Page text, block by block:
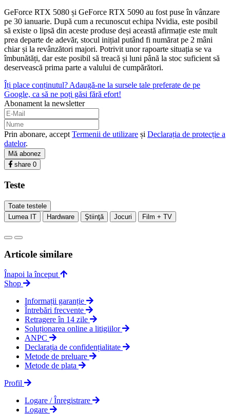
GeForce RTX 5080 și GeForce RTX 5090 au fost puse în vânzare
pe 30 ianuarie. După cum a recunoscut echipa Nvidia, este posibil
să existe o lipsă din aceste produse deși această afirmație este mult
prea departe de adevăr, stocul inițial putând fi numărat pe 2 mâni
chiar și la revânzători majori. Potrivit unor rapoarte situația se va
îmbunătăți, dar este posibil să treacă și luni până la stoc suficient să
deservească prima parte a valului de cumpărători.
Îți place conținutul? Adaugă-ne la sursele tale preferate de pe
Google, ca să ne poți găsi fără efort!
Abonament la newsletter
Prin abonare, accept Termenii de utilizare și Declarația de protecție a
datelor.
Mă abonez
share 0
Teste
Toate testele
Lumea IT
Hardware Ştiinţă Jocuri Film + TV
Articole similare
Înapoi la început
Shop
Informații garanție
Întrebări frecvente
Retragere în 14 zile
Soluționarea online a litigiilor
ANPC
Declarația de confidențialitate
Metode de preluare
Metode de plata
Profil
Logare / Înregistrare
Logare